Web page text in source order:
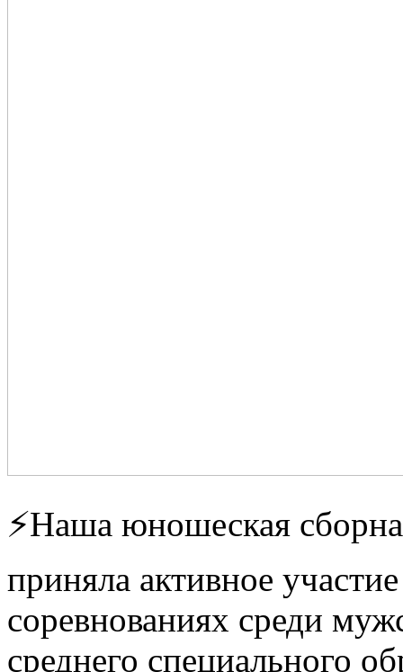
⚡Наша юношеская
приняла активное
соревнованиях среди
среднего специального